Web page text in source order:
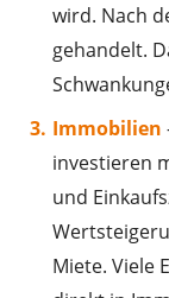
wird. Nach
gehandelt.
Immobilien
investieren
und
Miete. Viele